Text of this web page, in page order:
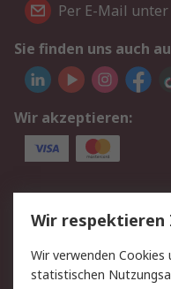
Per E-Mail
Sie finden uns auch
Wir akzeptieren:
Service
Value Added
Rücksendung/
Hilfe
Wir
Wir verwenden Cookies
statistischen